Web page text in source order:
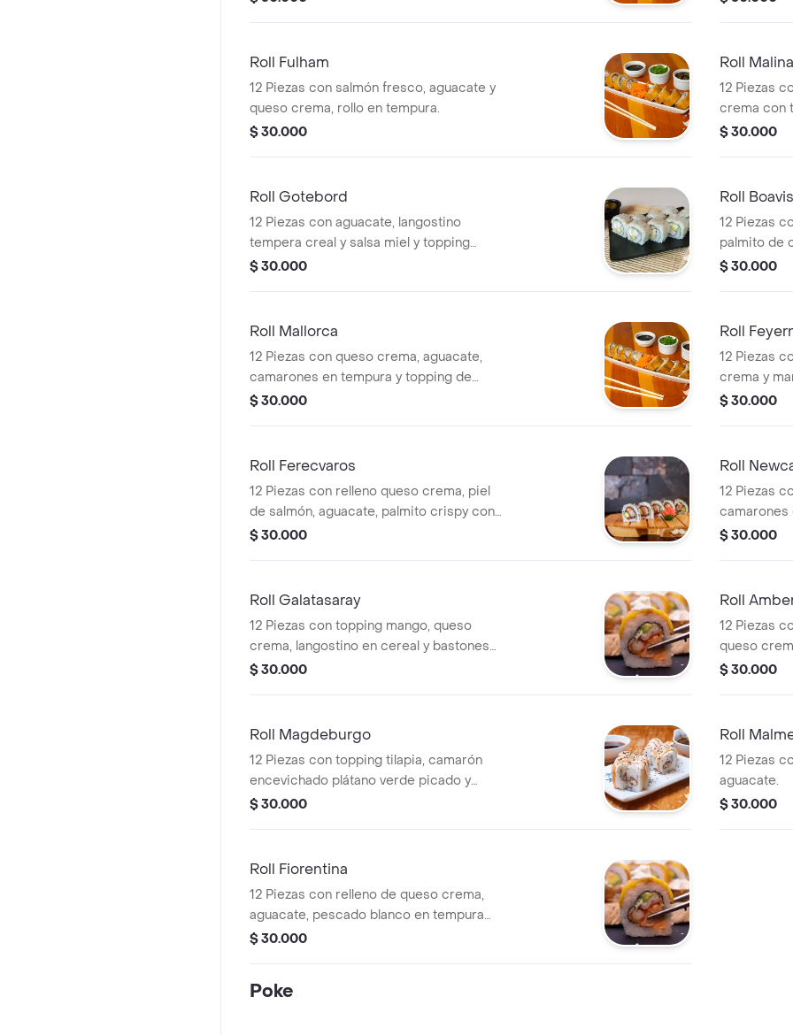
Roll Fulham
12 Piezas con salmón fresco, aguacate y
queso crema, rollo en tempura.
$ 30.000
Roll
12 Piezas
crema con
atún y tilapia.
$ 30.000
Roll Gotebord
12 Piezas con aguacate, langostino
tempera creal y salsa miel y topping
ajonjolí negro.
$ 30.000
Roll
12 Piezas
palmito de
aguacate.
$ 30.000
Roll Mallorca
12 Piezas con queso crema, aguacate,
camarones en tempura y topping de
ensalada de cangrejo.
$ 30.000
Roll
12 Piezas
crema y
$ 30.000
Roll Ferecvaros
12 Piezas con relleno queso crema, piel
de salmón, aguacate, palmito crispy con
topping de salmón y pasta dinamita.
$ 30.000
Roll
12 Piezas
camarones
masago,
$ 30.000
Roll Galatasaray
12 Piezas con topping mango, queso
crema, langostino en cereal y bastones
de plátano maduro.
$ 30.000
Roll
12 Piezas
queso
camarón en
$ 30.000
Roll Magdeburgo
12 Piezas con topping tilapia, camarón
encevichado plátano verde picado y
aguacate.
$ 30.000
Roll
12 Piezas
aguacate.
$ 30.000
Roll Fiorentina
12 Piezas con relleno de queso crema,
aguacate, pescado blanco en tempura
con topping de crema vulcano.
$ 30.000
Poke